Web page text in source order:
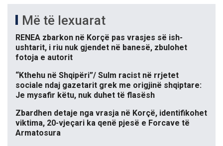
Më të lexuarat
RENEA zbarkon në Korçë pas vrasjes së ish-
ushtarit, i riu nuk gjendet në banesë, zbulohet
fotoja e autorit
“Kthehu në Shqipëri”/ Sulm racist në rrjetet
sociale ndaj gazetarit grek me origjinë shqiptare:
Je mysafir këtu, nuk duhet të flasësh
Zbardhen detaje nga vrasja në Korçë, identifikohet
viktima, 20-vjeçari ka qenë pjesë e Forcave të
Armatosura